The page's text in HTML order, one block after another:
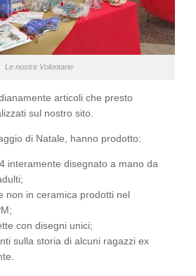
Le nostre Volontarie
articoli che presto
sul nostro sito.
di Natale, hanno prodotto:
interamente disegnato a mano da
non in ceramica prodotti nel
con disegni unici;
sulla storia di alcuni ragazzi ex